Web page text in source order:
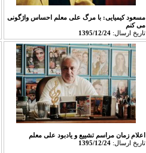
مسعود کیمیایی: با مرگ علی معلم احساس واژگونی
می کنم
تاريخ ارسال: 1395/12/24
اعلام زمان مراسم تشییع و یادبود علی معلم
تاريخ ارسال: 1395/12/24